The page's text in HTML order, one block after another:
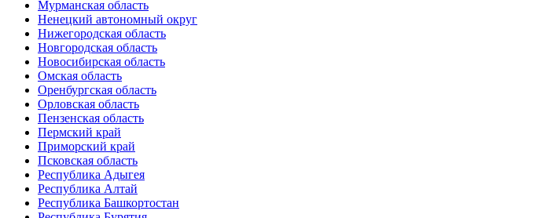
Мурманская область
Ненецкий автономный округ
Нижегородская область
Новгородская область
Новосибирская область
Омская область
Оренбургская область
Орловская область
Пензенская область
Пермский край
Приморский край
Псковская область
Республика Адыгея
Республика Алтай
Республика Башкортостан